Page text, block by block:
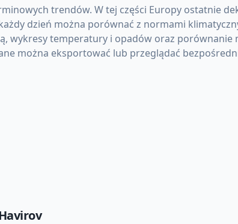
trendów. W tej części Europy ostatnie
dzień można porównać z normami
wykresy temperatury i opadów oraz
można eksportować lub przeglądać